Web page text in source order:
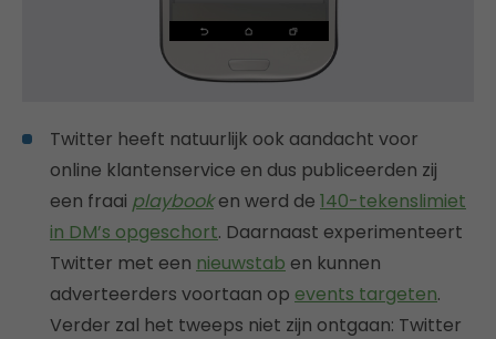
Twitter heeft natuurlijk ook aandacht voor
online klantenservice en dus publiceerden zij
een fraai playbooken werd de 140-tekenslimiet
in DM’s opgeschort. Daarnaast experimenteert
Twitter met een nieuwstab en kunnen
adverteerders voortaan op events targeten.
Verder zal het tweeps niet zijn ontgaan: Twitter